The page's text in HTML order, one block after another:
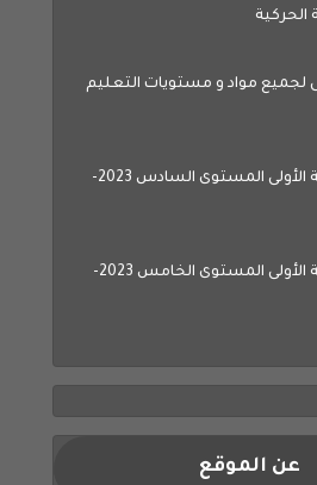
الحركية
لجميع مواد و مستويات التعليم
جميع فروض المرحلة الأولى المستوى السادس 2023-
جميع فروض المرحلة الأولى المستوى الخامس 2023-
عن الموقع